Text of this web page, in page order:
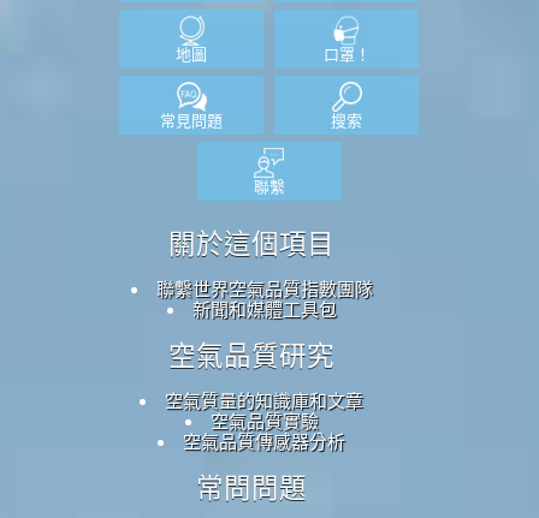
地圖 口罩！
常見問題 搜索
聯繫
關於這個項目
聯繫世界空氣品質指數團隊
新聞和媒體工具包
空氣品質研究
空氣質量的知識庫和文章
空氣品質實驗
空氣品質傳感器分析
常問問題